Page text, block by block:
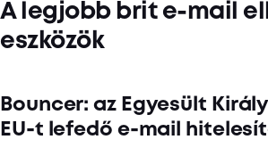
A legjobb brit e-mail
eszközök
Bouncer: az Egyesült
EU-t lefedő e-mail